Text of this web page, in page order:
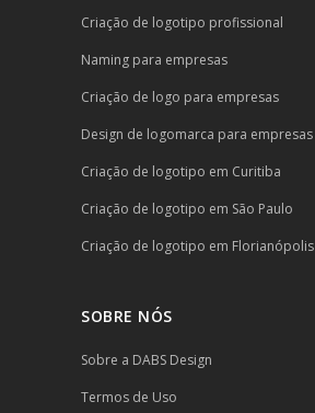
Criação de logotipo profissional
Naming para empresas
Criação de logo para empresas
Design de logomarca para empresas
Criação de logotipo em Curitiba
Criação de logotipo em São Paulo
Criação de logotipo em Florianópolis
SOBRE NÓS
Sobre a DABS Design
Termos de Uso